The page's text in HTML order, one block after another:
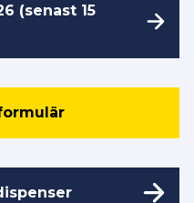
(senast 15